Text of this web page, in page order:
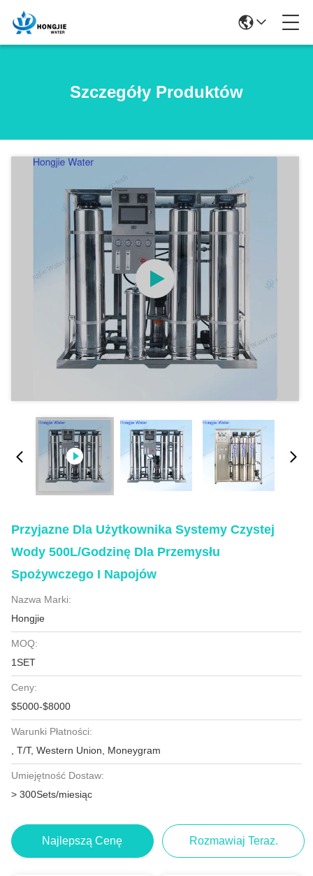
Szczegóły Produktów
Przyjazne Dla Użytkownika Systemy Czystej
Wody 500L/godzinę Dla Przemysłu
Spożywczego I Napojów
Nazwa Marki:
Hongjie
MOQ:
1SET
Ceny:
$5000-$8000
Warunki Płatności:
, T/T, Western Union, Moneygram
Umiejętność Dostaw:
> 300Sets/miesiąc
Najlepszą Cenę Rozmawiaj Teraz.